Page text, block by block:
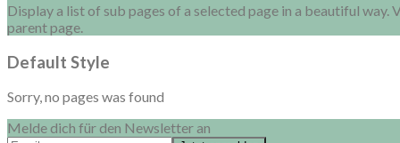
Display a list of sub pages of a selected page in a beautiful way.
parent page.
Default Style
Sorry, no pages was found
Melde dich für den Newsletter an